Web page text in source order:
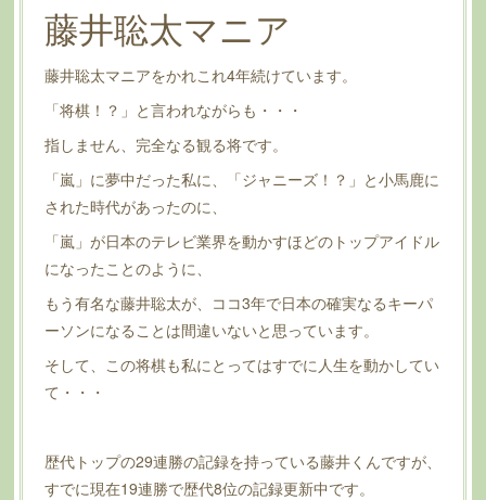
藤井聡太マニア
藤井聡太マニアをかれこれ4年続けています。
「将棋！？」と言われながらも・・・
指しません、完全なる観る将です。
「嵐」に夢中だった私に、「ジャニーズ！？」と小馬鹿に
された時代があったのに、
「嵐」が日本のテレビ業界を動かすほどのトップアイドル
になったことのように、
もう有名な藤井聡太が、ココ3年で日本の確実なるキーパ
ーソンになることは間違いないと思っています。
そして、この将棋も私にとってはすでに人生を動かしてい
て・・・
歴代トップの29連勝の記録を持っている藤井くんですが、
すでに現在19連勝で歴代8位の記録更新中です。